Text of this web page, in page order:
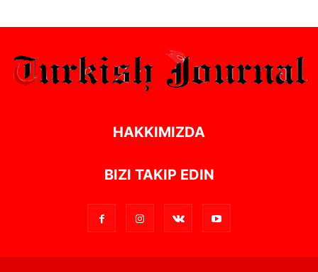
HAKKIMIZDA
BIZI TAKIP EDIN